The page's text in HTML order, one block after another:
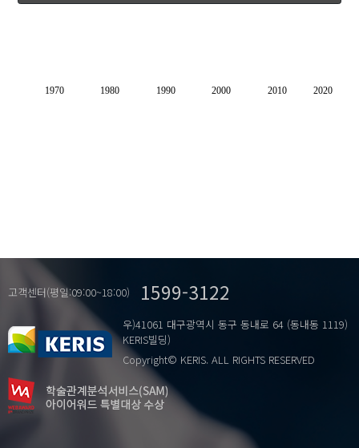
1970 1980 1990 2000 2010 2020
고객센터(평일:09:00~18:00) 1599-3122
우)41061 대구광역시 동구 동내로 64 (동내동 1119)
KERIS빌딩)
Copyright© KERIS. ALL RIGHTS RESERVED